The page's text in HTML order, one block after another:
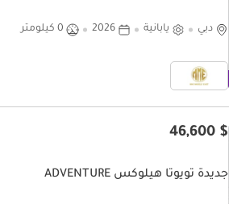
دبي يابانية 2026 0 كيلومتر
$ 46,600
جديدة تويوتا هيلوكس ADVENTURE